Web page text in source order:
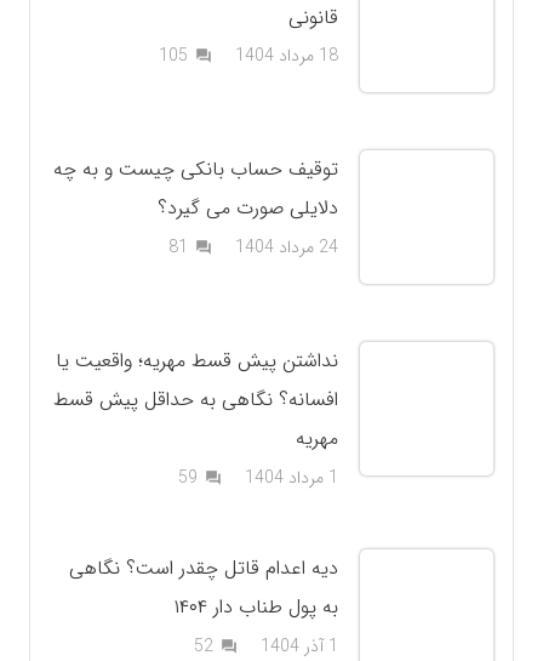
قانونی
18 مرداد 1404 question_answer
105دیدگاه
توقیف حساب بانکی چیست و به چه
دلایلی صورت می گیرد؟
24 مرداد 1404 question_answer
81دیدگاه
نداشتن پیش قسط مهریه؛ واقعیت یا
افسانه؟ نگاهی به حداقل پیش قسط
مهریه
1 مرداد 1404 question_answer
59دیدگاه
دیه اعدام قاتل چقدر است؟ نگاهی
به پول طناب دار ۱۴۰۴
1 آذر 1404 question_answer
52دیدگاه